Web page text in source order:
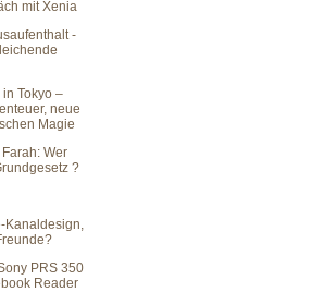
mit Xenia
-
Tokyo –
neue
Magie
Wer
?
Kanaldesign,
PRS 350
Reader